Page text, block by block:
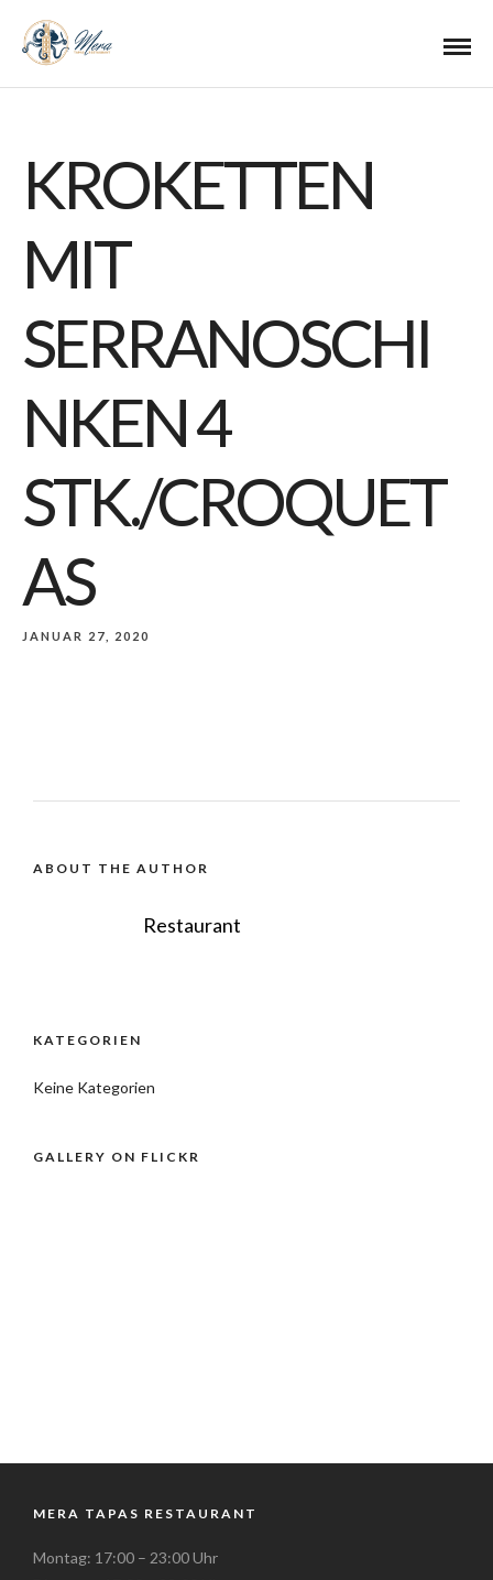
KROKETTEN
MIT
SERRANOSCHI
NKEN 4
STK./CROQUET
AS
JANUAR 27, 2020
ABOUT THE AUTHOR
Restaurant
KATEGORIEN
Keine Kategorien
GALLERY ON FLICKR
MERA TAPAS RESTAURANT
Montag: 17:00 – 23:00 Uhr